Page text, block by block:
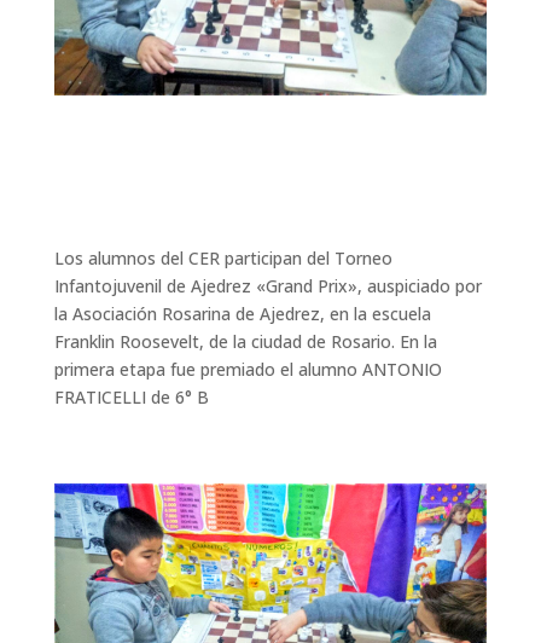
Los alumnos del CER participan del Torneo
Infantojuvenil de Ajedrez «Grand Prix», auspiciado por
la Asociación Rosarina de Ajedrez, en la escuela
Franklin Roosevelt, de la ciudad de Rosario. En la
primera etapa fue premiado el alumno ANTONIO
FRATICELLI de 6° B